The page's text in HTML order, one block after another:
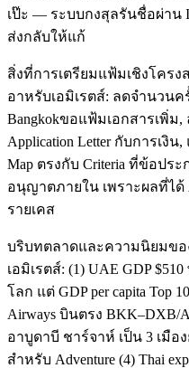
เป๊ะ — ระบบกงสุลรันชื่อผ่าน
ส่งกลับให้แก้
สิ่งที่การเตรียมแฟ้มเชิงโคร
อาหรับเอมิเรตส์: ลดจำนวน
Bangkokขอแฟ้มเอกสารเพิ่
Application Letter กับการเงิ
Map ตรงกับ Criteria ที่ข้อประ
อนุญาตภายใน เพราะผลที่ไ
รายเคส
บริบทตลาดและความนิยมขอ
เอมิเรตส์: (1) UAE GDP
โลก แต่ GDP per capita Top
Airways บินตรง BKK–DXB/
อาบูดาบี ชาร์จาห์ เป็น 3 เมือ
สำหรับ Adventure (4) Thai